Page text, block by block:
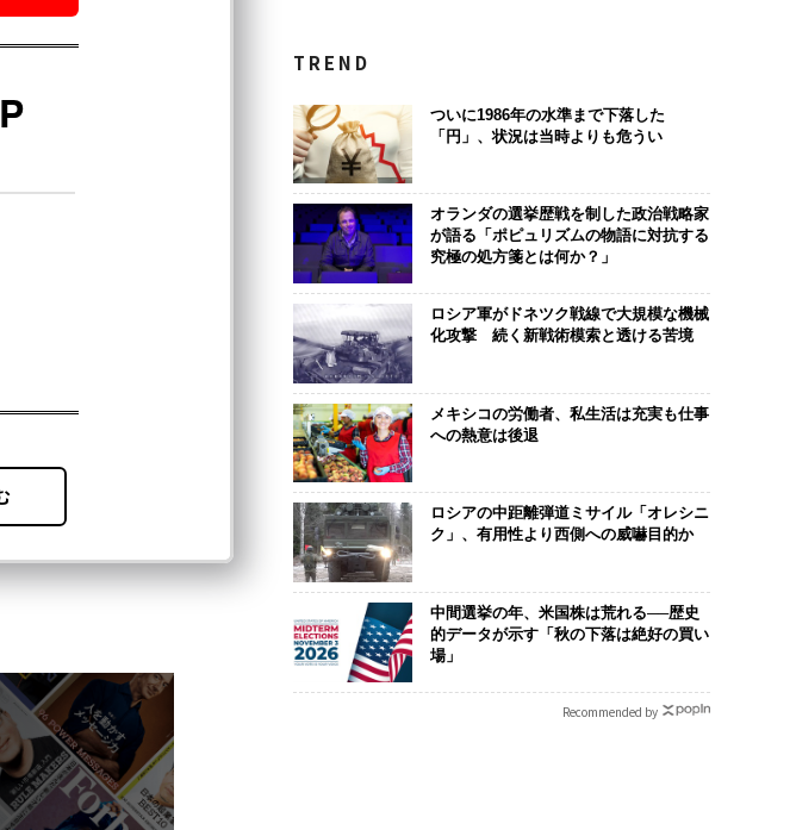
TREND
ついに1986年の水準まで下落した
「円」、状況は当時よりも危うい
オランダの選挙歴戦を制した政治戦略家
が語る「ポピュリズムの物語に対抗する
究極の処方箋とは何か？」
ロシア軍がドネツク戦線で大規模な機械
化攻撃 続く新戦術模索と透ける苦境
メキシコの労働者、私生活は充実も仕事
への熱意は後退
ロシアの中距離弾道ミサイル「オレシニ
ク」、有用性より西側への威嚇目的か
中間選挙の年、米国株は荒れる──歴史
的データが示す「秋の下落は絶好の買い
場」
Recommended by